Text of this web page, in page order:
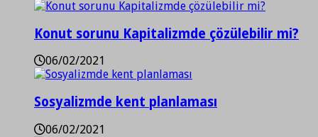
Konut sorunu Kapitalizmde çözülebilir mi?
06/02/2021
Sosyalizmde kent planlaması
06/02/2021